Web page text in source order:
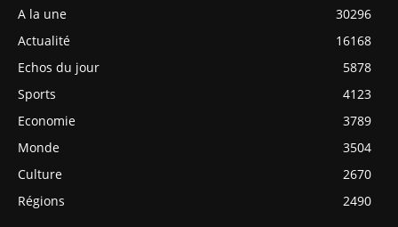
A la une
30296
Actualité
16168
Echos du jour
5878
Sports
4123
Economie
3789
Monde
3504
Culture
2670
Régions
2490